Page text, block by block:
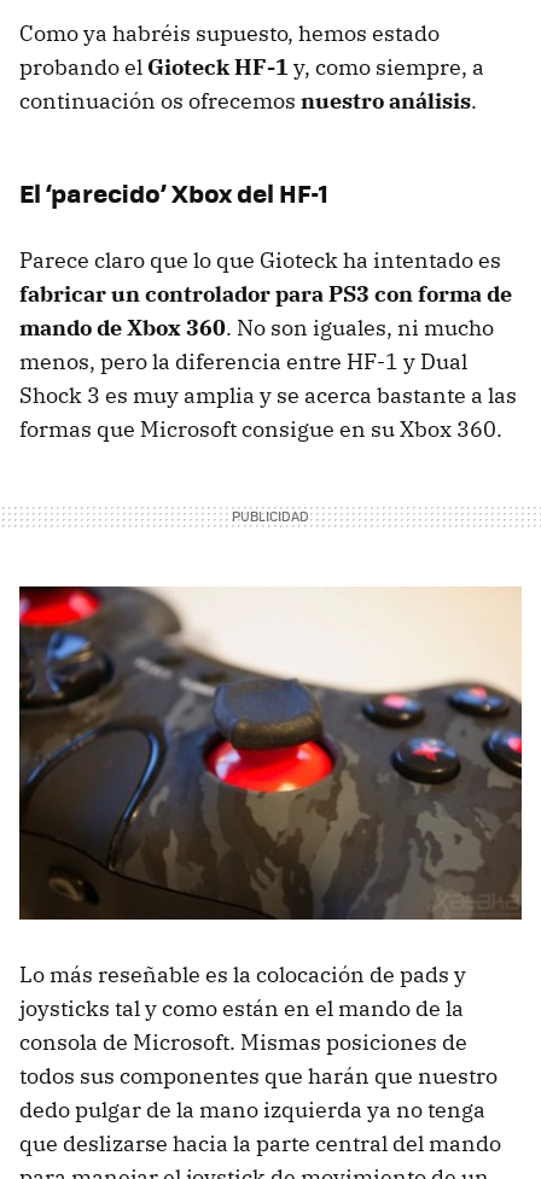
Como ya habréis supuesto, hemos estado
probando el Gioteck HF-1 y, como siempre, a
continuación os ofrecemos nuestro análisis.
El ‘parecido’ Xbox del HF-1
Parece claro que lo que Gioteck ha intentado es
fabricar un controlador para PS3 con forma de
mando de Xbox 360. No son iguales, ni mucho
menos, pero la diferencia entre HF-1 y Dual
Shock 3 es muy amplia y se acerca bastante a las
formas que Microsoft consigue en su Xbox 360.
Lo más reseñable es la colocación de pads y
joysticks tal y como están en el mando de la
consola de Microsoft. Mismas posiciones de
todos sus componentes que harán que nuestro
dedo pulgar de la mano izquierda ya no tenga
que deslizarse hacia la parte central del mando